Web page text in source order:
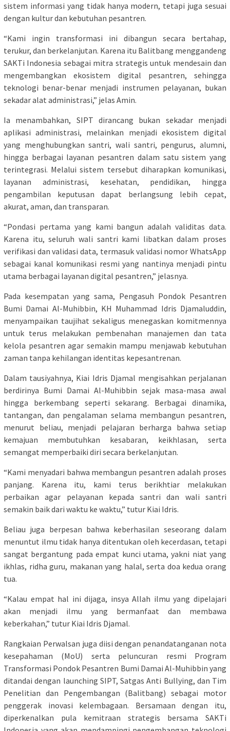
sistem informasi yang tidak hanya modern, tetapi juga sesuai
dengan kultur dan kebutuhan pesantren.
“Kami ingin transformasi ini dibangun secara bertahap,
terukur, dan berkelanjutan. Karena itu Balitbang menggandeng
SAKTi Indonesia sebagai mitra strategis untuk mendesain dan
mengembangkan ekosistem digital pesantren, sehingga
teknologi benar-benar menjadi instrumen pelayanan, bukan
sekadar alat administrasi,” jelas Amin.
Ia menambahkan, SIPT dirancang bukan sekadar menjadi
aplikasi administrasi, melainkan menjadi ekosistem digital
yang menghubungkan santri, wali santri, pengurus, alumni,
hingga berbagai layanan pesantren dalam satu sistem yang
terintegrasi. Melalui sistem tersebut diharapkan komunikasi,
layanan administrasi, kesehatan, pendidikan, hingga
pengambilan keputusan dapat berlangsung lebih cepat,
akurat, aman, dan transparan.
“Pondasi pertama yang kami bangun adalah validitas data.
Karena itu, seluruh wali santri kami libatkan dalam proses
verifikasi dan validasi data, termasuk validasi nomor WhatsApp
sebagai kanal komunikasi resmi yang nantinya menjadi pintu
utama berbagai layanan digital pesantren,” jelasnya.
Pada kesempatan yang sama, Pengasuh Pondok Pesantren
Bumi Damai Al-Muhibbin, KH Muhammad Idris Djamaluddin,
menyampaikan taujihat sekaligus menegaskan komitmennya
untuk terus melakukan pembenahan manajemen dan tata
kelola pesantren agar semakin mampu menjawab kebutuhan
zaman tanpa kehilangan identitas kepesantrenan.
Dalam tausiyahnya, Kiai Idris Djamal mengisahkan perjalanan
berdirinya Bumi Damai Al-Muhibbin sejak masa-masa awal
hingga berkembang seperti sekarang. Berbagai dinamika,
tantangan, dan pengalaman selama membangun pesantren,
menurut beliau, menjadi pelajaran berharga bahwa setiap
kemajuan membutuhkan kesabaran, keikhlasan, serta
semangat memperbaiki diri secara berkelanjutan.
“Kami menyadari bahwa membangun pesantren adalah proses
panjang. Karena itu, kami terus berikhtiar melakukan
perbaikan agar pelayanan kepada santri dan wali santri
semakin baik dari waktu ke waktu,” tutur Kiai Idris.
Beliau juga berpesan bahwa keberhasilan seseorang dalam
menuntut ilmu tidak hanya ditentukan oleh kecerdasan, tetapi
sangat bergantung pada empat kunci utama, yakni niat yang
ikhlas, ridha guru, makanan yang halal, serta doa kedua orang
tua.
“Kalau empat hal ini dijaga, insya Allah ilmu yang dipelajari
akan menjadi ilmu yang bermanfaat dan membawa
keberkahan,” tutur Kiai Idris Djamal.
Rangkaian Perwalsan juga diisi dengan penandatanganan nota
kesepahaman (MoU) serta peluncuran resmi Program
Transformasi Pondok Pesantren Bumi Damai Al-Muhibbin yang
ditandai dengan launching SIPT, Satgas Anti Bullying, dan Tim
Penelitian dan Pengembangan (Balitbang) sebagai motor
penggerak inovasi kelembagaan. Bersamaan dengan itu,
diperkenalkan pula kemitraan strategis bersama SAKTi